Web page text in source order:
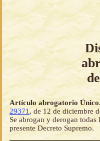
Artículo abrogatorio
29371 , de 12 de diciembre
Se abrogan y derogan
presente Decreto Supremo.